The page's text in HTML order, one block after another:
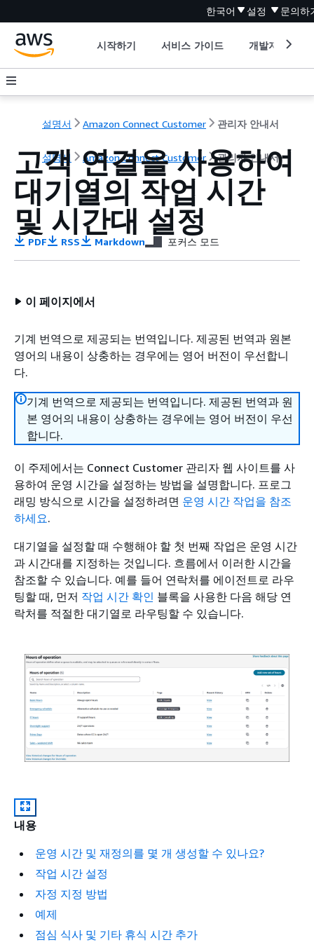
한국어 설정 문의하
시작하기 서비스 가이드 개발자 도구
설명서 Amazon Connect Customer 관리자 안내서
설명서 Amazon Connect Customer 관리자 안내서
고객 연결을 사용하여
대기열의 작업 시간
및 시간대 설정
PDF RSS Markdown 포커스 모드
이 페이지에서
기계 번역으로 제공되는 번역입니다. 제공된 번역과 원본
영어의 내용이 상충하는 경우에는 영어 버전이 우선합니
다.
기계 번역으로 제공되는 번역입니다. 제공된 번역과 원
본 영어의 내용이 상충하는 경우에는 영어 버전이 우선
합니다.
이 주제에서는 Connect Customer 관리자 웹 사이트를 사
용하여 운영 시간을 설정하는 방법을 설명합니다. 프로그
래밍 방식으로 시간을 설정하려면 운영 시간 작업을 참조
하세요.
대기열을 설정할 때 수행해야 할 첫 번째 작업은 운영 시간
과 시간대를 지정하는 것입니다. 흐름에서 이러한 시간을
참조할 수 있습니다. 예를 들어 연락처를 에이전트로 라우
팅할 때, 먼저 작업 시간 확인 블록을 사용한 다음 해당 연
락처를 적절한 대기열로 라우팅할 수 있습니다.
내용
운영 시간 및 재정의를 몇 개 생성할 수 있나요?
작업 시간 설정
자정 지정 방법
예제
점심 식사 및 기타 휴식 시간 추가